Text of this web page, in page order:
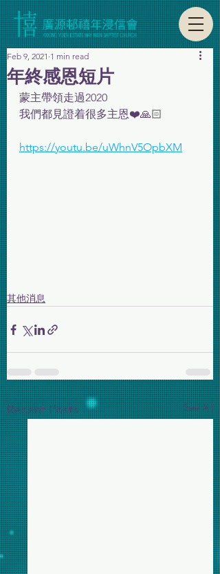
年終感恩短片
Feb 9, 2021 1 min read
蒙主帶領走過2020
我們都見證着很多主恩❤️🙏🏻
https://youtu.be/uWhnV5OpbXM
其他消息
Recent Posts See All